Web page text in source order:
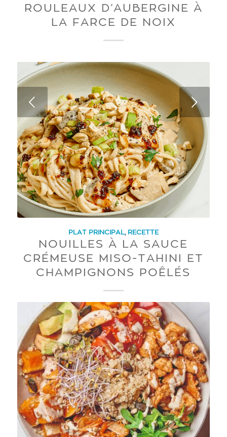
ROULEAUX D’AUBERGINE À
LA FARCE DE NOIX
PLAT PRINCIPAL, RECETTE
NOUILLES À LA SAUCE
CRÉMEUSE MISO-TAHINI ET
CHAMPIGNONS POÊLÉS
Next